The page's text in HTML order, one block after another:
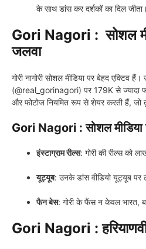
के साथ डांस कर दर्शकों का दिल जीता।
Gori Nagori :सोशल
जलवा
गोरी नागोरी सोशल मीडिया पर बेहद एक्टिव
(@real_gorinagori) पर 179K से ज्यादा
और फोटोज नियमित रूप से शेयर करती हैं, जो
Gori Nagori :सोशल
इंस्टाग्राम रील्स: गोरी की रील्स को
यूट्यूब: उनके डांस वीडियो यूट्यूब पर
फैन बेस: गोरी के फैंस न केवल भारत,
Gori Nagori :